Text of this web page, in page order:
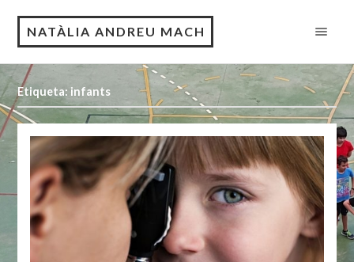
NATÀLIA ANDREU MACH
Etiqueta: infants